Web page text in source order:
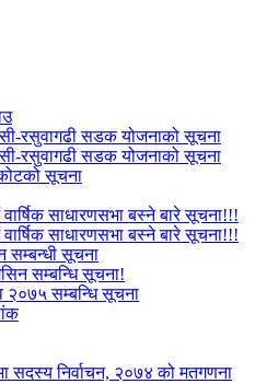
रसुवागढी सडक योजनाको सूचना
रसुवागढी सडक योजनाको सूचना
सूचना
साधारणसभा बस्ने बारे सूचना!!!
साधारणसभा बस्ने बारे सूचना!!!
सम्बन्धी सूचना
सम्बन्धि सूचना!
२०७५ सम्बन्धि सूचना
सदस्य निर्वाचन, २०७४ को मतगणना